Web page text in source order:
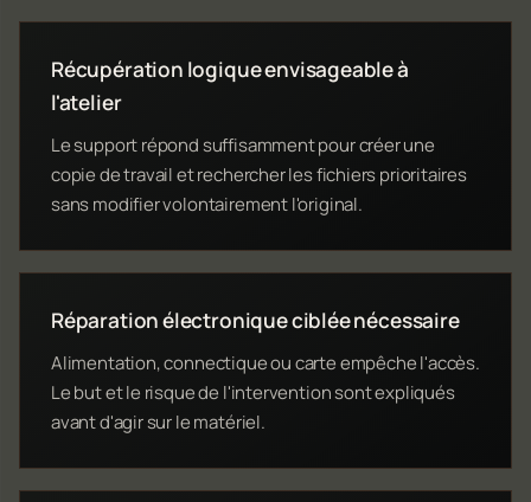
Récupération logique envisageable à
l'atelier
Le support répond suffisamment pour créer une
copie de travail et rechercher les fichiers prioritaires
sans modifier volontairement l'original.
Réparation électronique ciblée nécessaire
Alimentation, connectique ou carte empêche l'accès.
Le but et le risque de l'intervention sont expliqués
avant d'agir sur le matériel.